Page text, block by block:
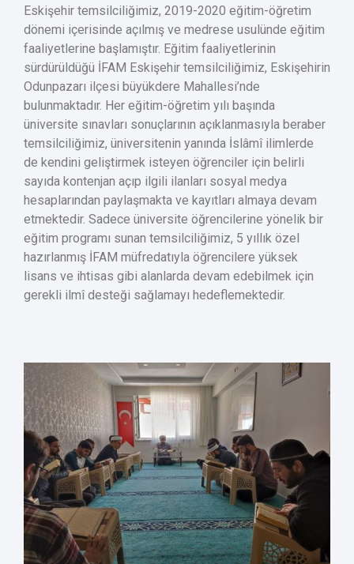
Eskişehir temsilciliğimiz, 2019-2020 eğitim-öğretim
dönemi içerisinde açılmış ve medrese usulünde eğitim
faaliyetlerine başlamıştır. Eğitim faaliyetlerinin
sürdürüldüğü İFAM Eskişehir temsilciliğimiz, Eskişehirin
Odunpazarı ilçesi büyükdere Mahallesi’nde
bulunmaktadır. Her eğitim-öğretim yılı başında
üniversite sınavları sonuçlarının açıklanmasıyla beraber
temsilciliğimiz, üniversitenin yanında İslâmî ilimlerde
de kendini geliştirmek isteyen öğrenciler için belirli
sayıda kontenjan açıp ilgili ilanları sosyal medya
hesaplarından paylaşmakta ve kayıtları almaya devam
etmektedir. Sadece üniversite öğrencilerine yönelik bir
eğitim programı sunan temsilciliğimiz, 5 yıllık özel
hazırlanmış İFAM müfredatıyla öğrencilere yüksek
lisans ve ihtisas gibi alanlarda devam edebilmek için
gerekli ilmî desteği sağlamayı hedeflemektedir.